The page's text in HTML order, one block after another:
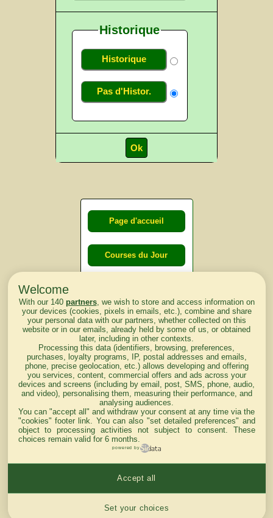
Historique
Historique
Pas d'Histor.
Page d'accueil
Courses du Jour
lendemain
Courses
d'aujourd'hui
Haut de Page
Mentions légales du site
Welcome
With our 140 partners, we wish to store and access information on
your devices (cookies, pixels in emails, etc.), combine and share
your personal data with our partners, whether collected on this
website or in our emails, already held by some of us, or obtained
later, including in other contexts.
Processing this data (identifiers, browsing, preferences,
purchases, loyalty programs, IP, postal addresses and emails,
phone, precise geolocation, etc.) allows developing and offering
you services, content, commercial offers and ads across your
devices and screens (including by email, post, SMS, phone, audio,
and video), personalising them, measuring their performance, and
analysing audiences.
You can "accept all" and withdraw your consent at any time via the
"cookies" footer link . You can also "set detailed preferences" and
object to processing activities not subject to consent. These
choices remain valid for 6 months.
powered by
Set your choices
Accept all